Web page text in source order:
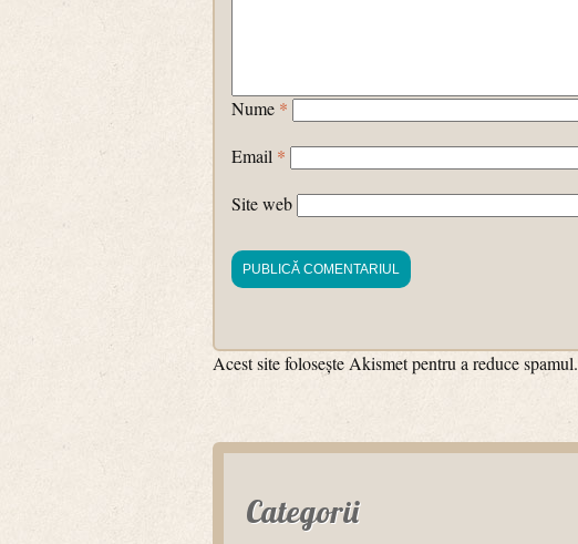
Nume *
Email *
Site web
Acest site folosește Akismet pentru a reduce spamul.
Categorii